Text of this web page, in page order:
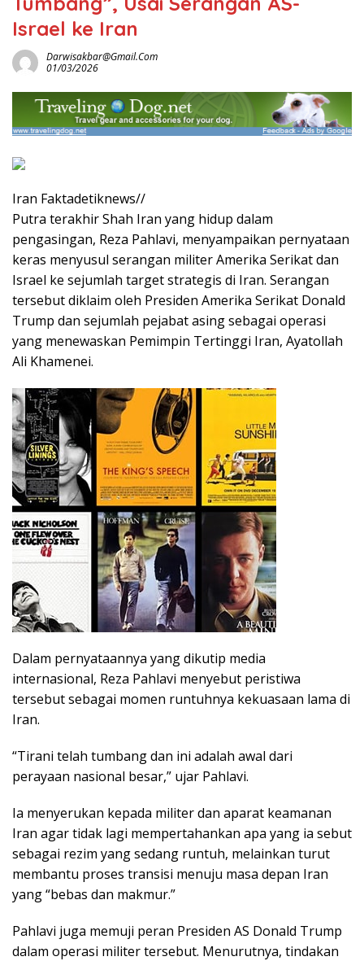
Israel ke Iran
Darwisakbar@gmail.com
01/03/2026
Iran Faktadetiknews//
Putra terakhir Shah Iran yang hidup dalam
pengasingan, Reza Pahlavi, menyampaikan pernyataan
keras menyusul serangan militer Amerika Serikat dan
Israel ke sejumlah target strategis di Iran. Serangan
tersebut diklaim oleh Presiden Amerika Serikat Donald
Trump dan sejumlah pejabat asing sebagai operasi
yang menewaskan Pemimpin Tertinggi Iran, Ayatollah
Ali Khamenei.
Dalam pernyataannya yang dikutip media
internasional, Reza Pahlavi menyebut peristiwa
tersebut sebagai momen runtuhnya kekuasaan lama di
Iran.
“Tirani telah tumbang dan ini adalah awal dari
perayaan nasional besar,” ujar Pahlavi.
Ia menyerukan kepada militer dan aparat keamanan
Iran agar tidak lagi mempertahankan apa yang ia sebut
sebagai rezim yang sedang runtuh, melainkan turut
membantu proses transisi menuju masa depan Iran
yang “bebas dan makmur.”
Pahlavi juga memuji peran Presiden AS Donald Trump
dalam operasi militer tersebut. Menurutnya, tindakan